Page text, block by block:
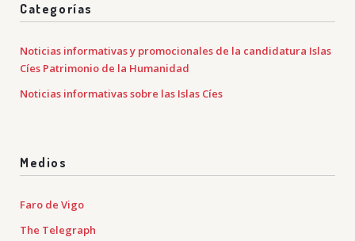
Categorías
Noticias informativas y promocionales de la candidatura Islas
Cíes Patrimonio de la Humanidad
Noticias informativas sobre las Islas Cíes
Medios
Faro de Vigo
The Telegraph